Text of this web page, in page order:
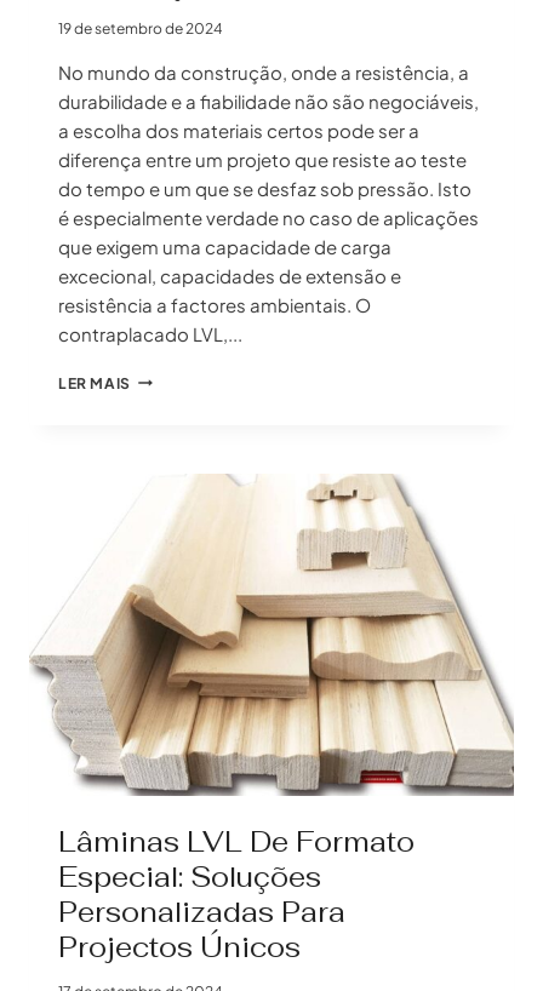
19 de setembro de 2024
No mundo da construção, onde a resistência, a
durabilidade e a fiabilidade não são negociáveis,
a escolha dos materiais certos pode ser a
diferença entre um projeto que resiste ao teste
do tempo e um que se desfaz sob pressão. Isto
é especialmente verdade no caso de aplicações
que exigem uma capacidade de carga
excecional, capacidades de extensão e
resistência a factores ambientais. O
contraplacado LVL,...
LER MAIS 10
REVOLUCIONA
A
CONSTRUÇÃO
Lâminas LVL De Formato
Especial: Soluções
Personalizadas Para
Projectos Únicos